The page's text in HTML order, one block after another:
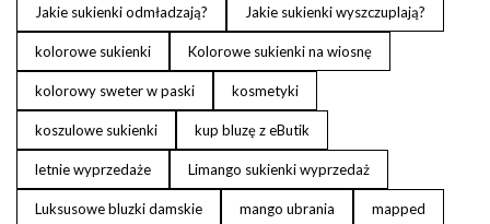
Jakie sukienki odmładzają? Jakie sukienki wyszczuplają?
kolorowe sukienki Kolorowe sukienki na wiosnę
kolorowy sweter w paski kosmetyki
koszulowe sukienki kup bluzę z eButik
letnie wyprzedaże Limango sukienki wyprzedaż
Luksusowe bluzki damskie mango ubrania mapped